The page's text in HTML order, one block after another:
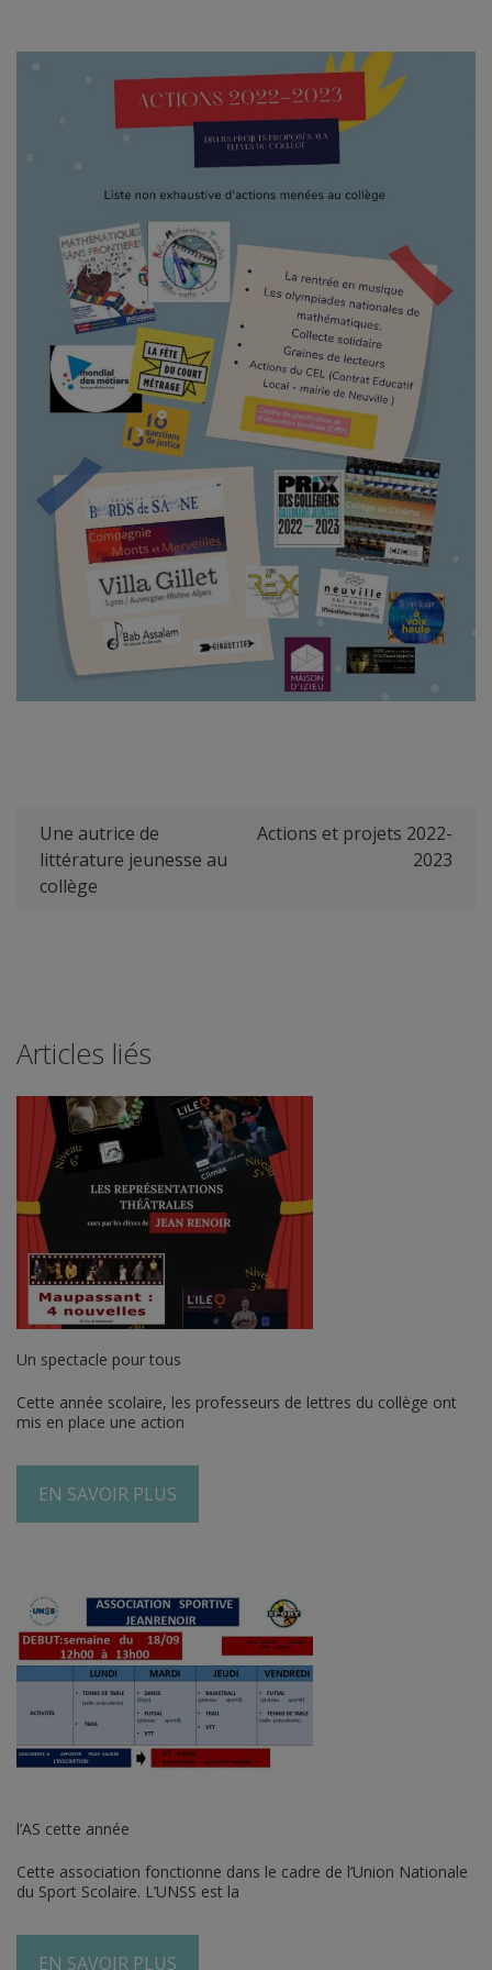
Une autrice de
littérature jeunesse au
collège
Actions et projets 2022-
2023
Articles liés
Un spectacle pour tous
Cette année scolaire, les professeurs de lettres du collège ont
mis en place une action
EN SAVOIR PLUS
l’AS cette année
Cette association fonctionne dans le cadre de l’Union Nationale
du Sport Scolaire. L’UNSS est la
EN SAVOIR PLUS